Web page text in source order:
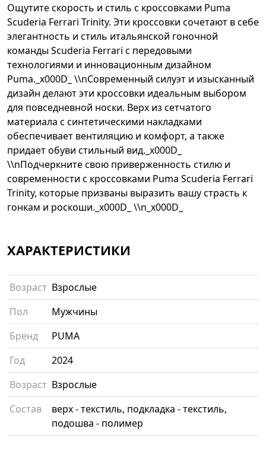
Ощутите скорость и стиль с кроссовками Puma
Scuderia Ferrari Trinity. Эти кроссовки сочетают в себе
элегантность и стиль итальянской гоночной
команды Scuderia Ferrari с передовыми
технологиями и инновационным дизайном
Puma._x000D_ \\nСовременный силуэт и изысканный
дизайн делают эти кроссовки идеальным выбором
для повседневной носки. Верх из сетчатого
материала с синтетическими накладками
обеспечивает вентиляцию и комфорт, а также
придает обуви стильный вид._x000D_
\\nПодчеркните свою приверженность стилю и
современности с кроссовками Puma Scuderia Ferrari
Trinity, которые призваны выразить вашу страсть к
гонкам и роскоши._x000D_ \\n_x000D_
ХАРАКТЕРИСТИКИ
Возраст Взрослые
Пол
Мужчины
Бренд
PUMA
Год
2024
Возраст Взрослые
Состав
верх - текстиль, подкладка - текстиль,
подошва - полимер